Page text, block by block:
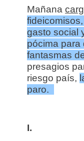
Mañana
gasto social
pócima para
fantasmas
presagios
riesgo país,
paro.
I.